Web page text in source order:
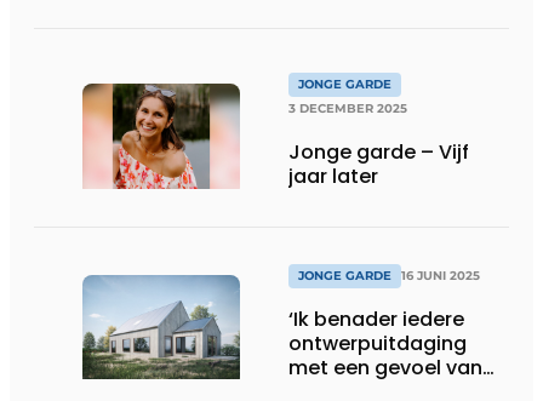
JONGE GARDE
3 DECEMBER 2025
Jonge garde – Vijf
jaar later
JONGE GARDE 16 JUNI 2025
‘Ik benader iedere
ontwerpuitdaging
met een gevoel van